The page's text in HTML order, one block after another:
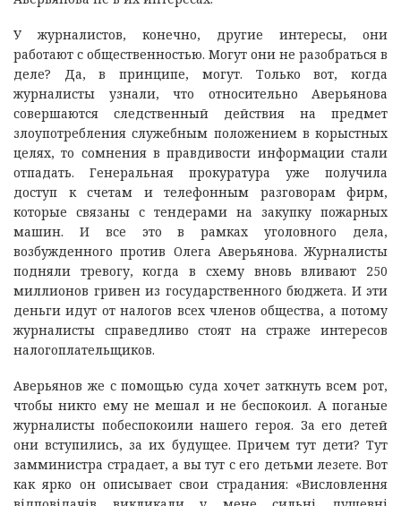
У журналистов, конечно, другие интересы, они
работают с общественностью. Могут они не разобраться в
деле? Да, в принципе, могут. Только вот, когда
журналисты узнали, что относительно Аверьянова
совершаются следственный действия на предмет
злоупотребления служебным положением в корыстных
целях, то сомнения в правдивости информации стали
отпадать. Генеральная прокуратура уже получила
доступ к счетам и телефонным разговорам фирм,
которые связаны с тендерами на закупку пожарных
машин. И все это в рамках уголовного дела,
возбужденного против Олега Аверьянова. Журналисты
подняли тревогу, когда в схему вновь вливают 250
миллионов гривен из государственного бюджета. И эти
деньги идут от налогов всех членов общества, а потому
журналисты справедливо стоят на страже интересов
налогоплательщиков.
Аверьянов же с помощью суда хочет заткнуть всем рот,
чтобы никто ему не мешал и не беспокоил. А поганые
журналисты побеспокоили нашего героя. За его детей
они вступились, за их будущее. Причем тут дети? Тут
замминистра страдает, а вы тут с его детьми лезете. Вот
как ярко он описывает свои страдания: «Висловлення